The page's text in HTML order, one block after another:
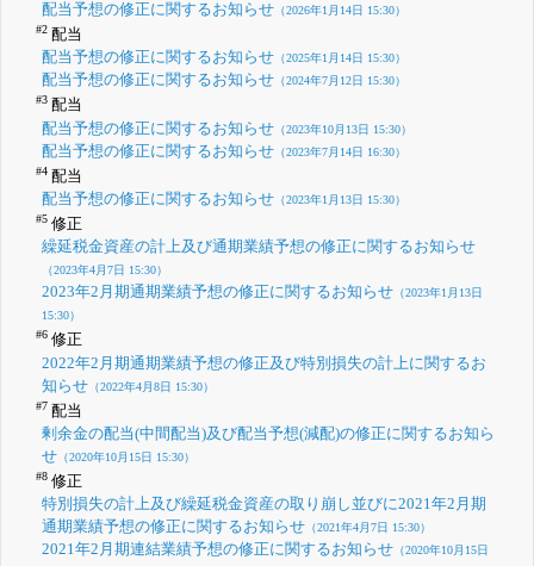
配当予想の修正に関するお知らせ（2026年1月14日 15:30）
#2配当
配当予想の修正に関するお知らせ（2025年1月14日 15:30）
配当予想の修正に関するお知らせ（2024年7月12日 15:30）
#3配当
配当予想の修正に関するお知らせ（2023年10月13日 15:30）
配当予想の修正に関するお知らせ（2023年7月14日 16:30）
#4配当
配当予想の修正に関するお知らせ（2023年1月13日 15:30）
#5修正
繰延税金資産の計上及び通期業績予想の修正に関するお知らせ
（2023年4月7日 15:30）
2023年2月期通期業績予想の修正に関するお知らせ（2023年1月13日
15:30）
#6修正
2022年2月期通期業績予想の修正及び特別損失の計上に関するお
知らせ（2022年4月8日 15:30）
#7 配当
剰余金の配当(中間配当)及び配当予想(減配)の修正に関するお知ら
せ（2020年10月15日 15:30）
#8修正
特別損失の計上及び繰延税金資産の取り崩し並びに2021年2月期
通期業績予想の修正に関するお知らせ（2021年4月7日 15:30）
2021年2月期連結業績予想の修正に関するお知らせ（2020年10月15日